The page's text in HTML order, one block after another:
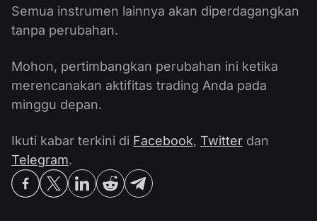
Semua instrumen lainnya akan diperdagangkan
tanpa perubahan.
Mohon, pertimbangkan perubahan ini ketika
merencanakan aktifitas trading Anda pada
minggu depan.
Ikuti kabar terkini di Facebook, Twitter dan
Telegram.